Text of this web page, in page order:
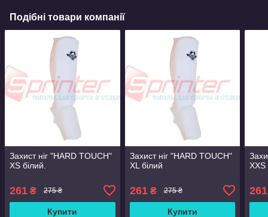
Подібні товари компанії
Захист ніг "HARD TOUCH"
XS білий.
261 ₴ 275 ₴
Купити
Захист ніг "HARD TOUCH"
XL білий
261₴ 275 ₴
Купити
XXS
261